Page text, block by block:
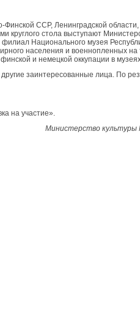
ССР, Ленинградской
круглого стола выступают
Национального музея
населения и военнопленных
и немецкой оккупации в
заинтересованные лица. По
на участие».
Министерство культуры